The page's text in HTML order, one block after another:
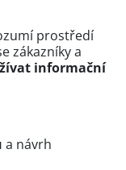
prostředí
zákazníky a
informační
a návrh